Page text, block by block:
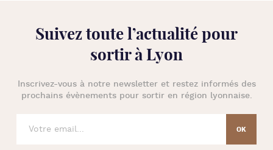
Suivez toute l’actualité pour
sortir à Lyon
Inscrivez-vous à notre newsletter et restez informés des
prochains évènements pour sortir en région lyonnaise.